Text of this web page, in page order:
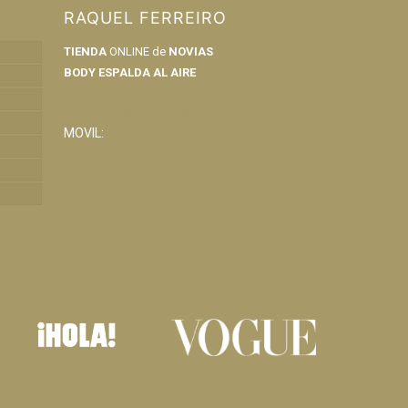
RAQUEL FERREIRO
TIENDAONLINE de NOVIAS
BODY ESPALDA AL AIRE
MOVIL: